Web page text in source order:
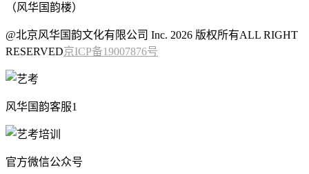
（风华国韵楼）
@北京风华国韵文化有限公司 Inc. 2026 版权所有ALL RIGHT
RESERVED京ICP备19007876号
风华国韵客服1
官方微信公众号